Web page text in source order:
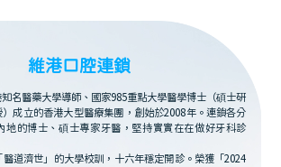
維港口腔連鎖
名醫藥大學導師、國家985重點大學醫學博士（碩士研
成立的香港大型醫療集團，創始於2008年。連鎖各分
地的博士、碩士專家牙醫，堅持實實在在做好牙科診
道濟世」的大學校訓，十六年穩定開診。榮獲「2024